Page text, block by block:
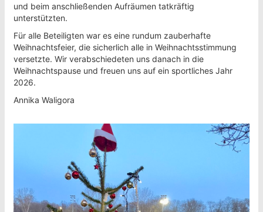
und beim anschließenden Aufräumen tatkräftig
unterstützten.
Für alle Beteiligten war es eine rundum zauberhafte
Weihnachtsfeier, die sicherlich alle in Weihnachtsstimmung
versetzte. Wir verabschiedeten uns danach in die
Weihnachtspause und freuen uns auf ein sportliches Jahr
2026.
Annika Waligora